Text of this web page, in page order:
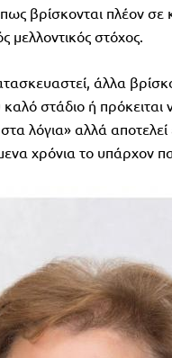
βρίσκονται πλέον
μελλοντικός στόχος.
άλλα
καλό στάδιο ή
λόγια» αλλά
χρόνια το υπάρχον